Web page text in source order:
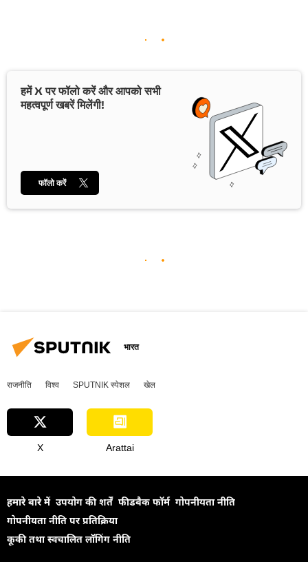
हमें X पर फॉलो करें और आपको सभी
महत्वपूर्ण खबरें मिलेंगी!
फॉलो करें
भारत
राजनीति विश्व SPUTNIK स्पेशल खेल
X Arattai
हमारे बारे में उपयोग की शर्तें फीडबैक फॉर्म गोपनीयता नीति
गोपनीयता नीति पर प्रतिक्रिया
कूकी तथा स्वचालित लॉगिंग नीति